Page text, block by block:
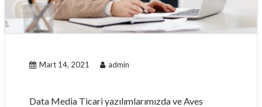
Mart 14, 2021 admin
Data Media Ticari yazılımlarımızda ve Aves